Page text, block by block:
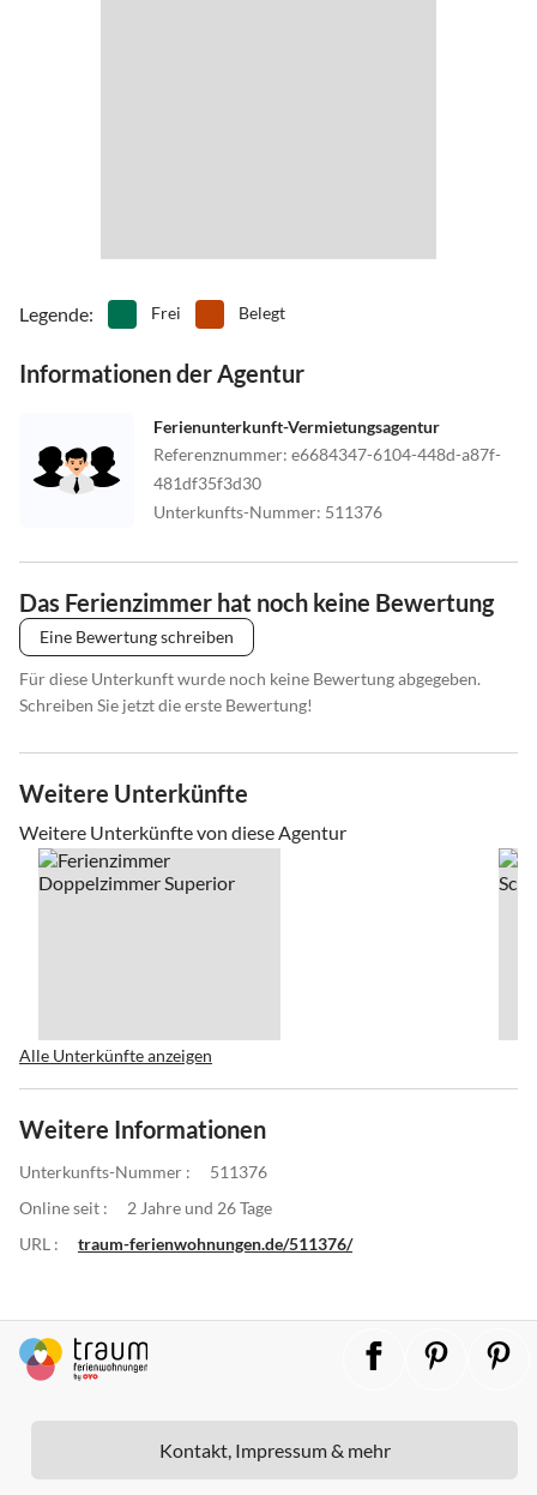
Legende: Frei Belegt
Informationen der Agentur
Ferienunterkunft-Vermietungsagentur
Referenznummer: e6684347-6104-448d-a87f-
481df35f3d30
Unterkunfts-Nummer: 511376
Das Ferienzimmer hat noch keine Bewertung
Eine Bewertung schreiben
Für diese Unterkunft wurde noch keine Bewertung abgegeben.
Schreiben Sie jetzt die erste Bewertung!
Weitere Unterkünfte
Weitere Unterkünfte von diese Agentur
Alle Unterkünfte anzeigen
Weitere Informationen
Unterkunfts-Nummer :
511376
Online seit :
2 Jahre und 26 Tage
URL :
traum-ferienwohnungen.de/511376/
Kontakt, Impressum & mehr